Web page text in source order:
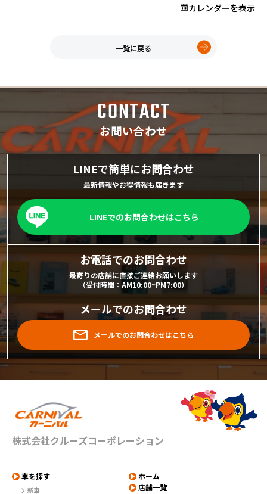
RV岩槻店
上尾店
会社案内
採用情報
カレンダーを表示
一覧に戻る
CONTACT
お問い合わせ
LINEで簡単にお問合わせ
最新情報やお得情報も届きます
LINEでのお問合わせはこちら
お電話でのお問合わせ
最寄りの店舗に直接ご連絡お願いします
（受付時間：AM10:00~PM7:00）
メールでのお問合わせ
メールでのお問合わせはこちら
株式会社クルーズコーポレーション
車を探す
新車
ホーム
店舗一覧